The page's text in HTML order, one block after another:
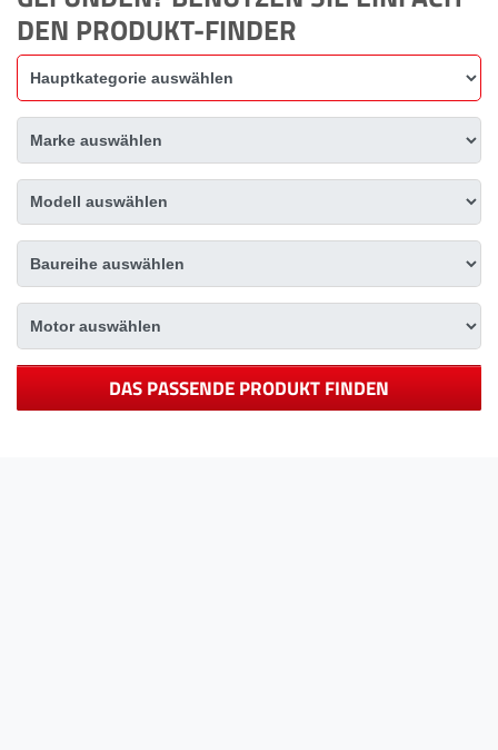
DEN PRODUKT-FINDER
DAS PASSENDE PRODUKT FINDEN